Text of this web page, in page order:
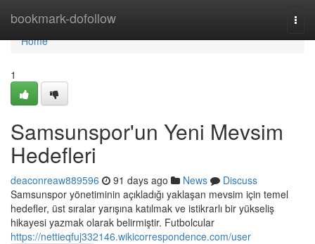
bookmark-dofollow
Home
Home
1
Samsunspor'un Yeni Mevsim
Hedefleri
deaconreaw889596 91 days ago News
Discuss
Samsunspor yönetiminin açıkladığı yaklaşan mevsim için temel
hedefler, üst sıralar yarışına katılmak ve istikrarlı bir yükseliş
hikayesi yazmak olarak belirmiştir. Futbolcular
https://nettieqfuj332146.wikicorrespondence.com/user